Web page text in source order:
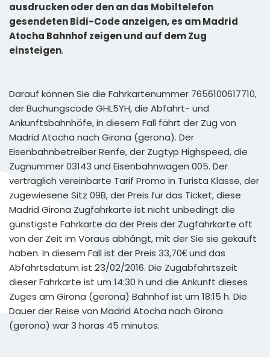
ausdrucken oder den an das Mobiltelefon
gesendeten Bidi-Code anzeigen, es am Madrid
Atocha Bahnhof zeigen und auf dem Zug
einsteigen.
Darauf können Sie die Fahrkartenummer 7656100617710,
der Buchungscode GHL5YH, die Abfahrt- und
Ankunftsbahnhöfe, in diesem Fall fährt der Zug von
Madrid Atocha nach Girona (gerona). Der
Eisenbahnbetreiber Renfe, der Zugtyp Highspeed, die
Zugnummer 03143 und Eisenbahnwagen 005. Der
vertraglich vereinbarte Tarif Promo in Turista Klasse, der
zugewiesene Sitz 09B, der Preis für das Ticket, diese
Madrid Girona Zugfahrkarte ist nicht unbedingt die
günstigste Fahrkarte da der Preis der Zugfahrkarte oft
von der Zeit im Voraus abhängt, mit der Sie sie gekauft
haben. In diesem Fall ist der Preis 33,70€ und das
Abfahrtsdatum ist 23/02/2016. Die Zugabfahrtszeit
dieser Fahrkarte ist um 14:30 h und die Ankunft dieses
Zuges am Girona (gerona) Bahnhof ist um 18:15 h. Die
Dauer der Reise von Madrid Atocha nach Girona
(gerona) war 3 horas 45 minutos.